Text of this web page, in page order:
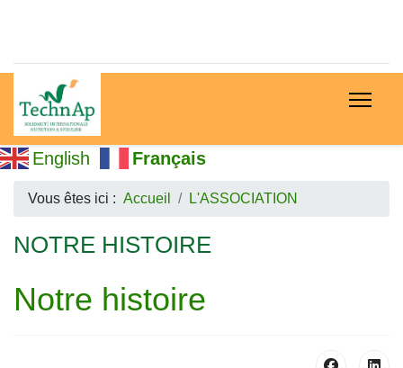
English Français
Vous êtes ici : Accueil L'ASSOCIATION
NOTRE HISTOIRE
Notre histoire